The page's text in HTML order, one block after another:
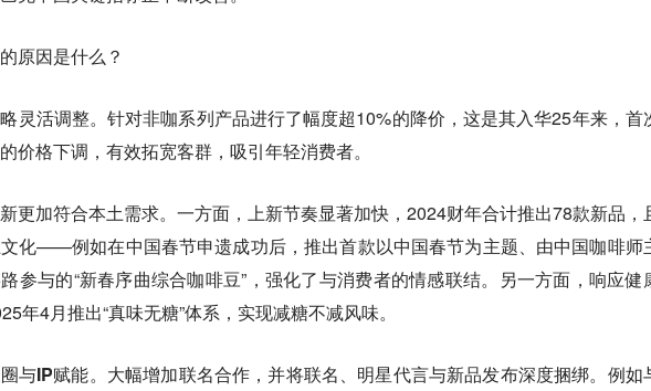
原因是什么？
灵活调整。针对非咖系列产品进行了幅度超10%的降价，这是其入华25年来，首
价格下调，有效拓宽客群，吸引年轻消费者。
更加符合本土需求。一方面，上新节奏显著加快， 2024财年合计推出78款新品，
化——例如在中国春节申遗成功后，推出首款以中国春节为主题、由中国咖啡师
参与的“新春序曲综合咖啡豆”，强化了与消费者的情感联结。
另一方面，响应健
年4月推出“真味无糖”体系，实现减糖不减风味。
与IP赋能。 大幅增加联名合作，并将联名、明星代言与新品发布深度捆绑。例如